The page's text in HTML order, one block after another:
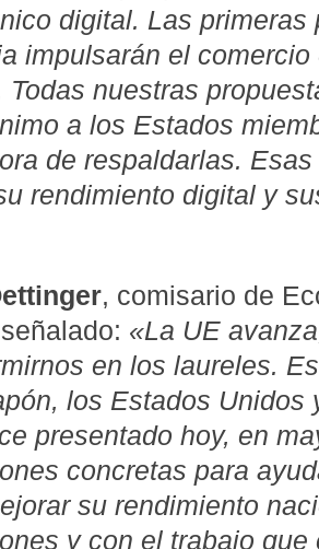
digital. Las
impulsarán el
nuestras
a los Estados
de respaldarlas.
rendimiento digital y
, comisario de
«La UE
en los laureles.
los Estados Unidos
presentado hoy, en
concretas para
su rendimiento
y con el trabajo